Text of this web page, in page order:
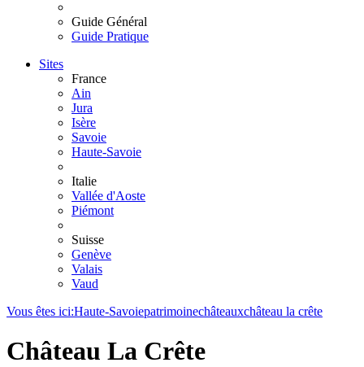
Guide Général
Guide Pratique
Sites
France
Ain
Jura
Isère
Savoie
Haute-Savoie
Italie
Vallée d'Aoste
Piémont
Suisse
Genève
Valais
Vaud
Vous êtes ici:Haute-Savoiepatrimoinechâteauxchâteau la crête
Château La Crête